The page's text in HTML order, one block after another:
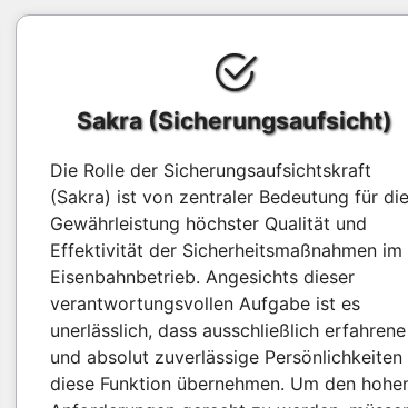
Sakra (Sicherungsaufsicht)
Die Rolle der Sicherungsaufsichtskraft
(Sakra) ist von zentraler Bedeutung für die
Gewährleistung höchster Qualität und
Effektivität der Sicherheitsmaßnahmen im
Eisenbahnbetrieb. Angesichts dieser
verantwortungsvollen Aufgabe ist es
unerlässlich, dass ausschließlich erfahrene
und absolut zuverlässige Persönlichkeiten
diese Funktion übernehmen. Um den